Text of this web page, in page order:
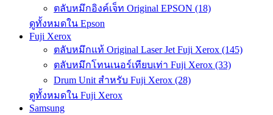
ตลับหมึกอิงค์เจ็ท Original EPSON (18)
ดูทั้งหมดใน Epson
Fuji Xerox
ตลับหมึกแท้ Original Laser Jet Fuji Xerox (145)
ตลับหมึกโทนเนอร์เทียบเท่า Fuji Xerox (33)
Drum Unit สำหรับ Fuji Xerox (28)
ดูทั้งหมดใน Fuji Xerox
Samsung